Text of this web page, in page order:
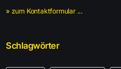
» zum Kontaktformular ...
Schlagwörter